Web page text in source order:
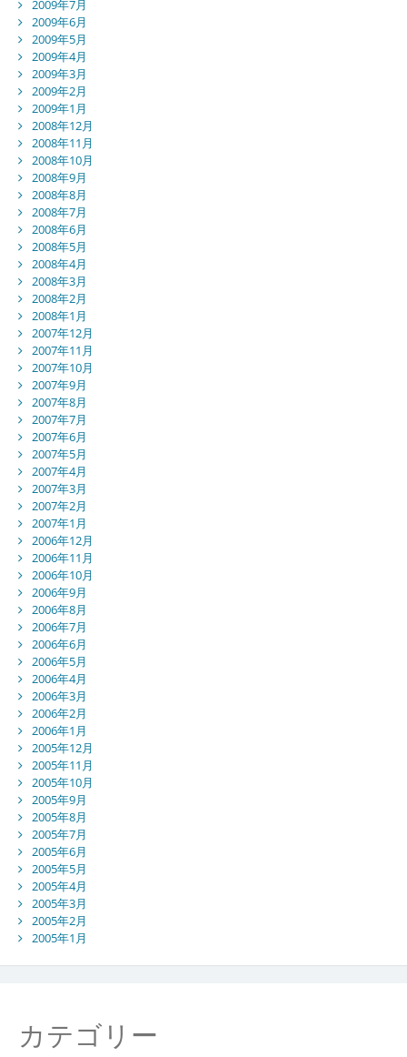
2009年7月
2009年6月
2009年5月
2009年4月
2009年3月
2009年2月
2009年1月
2008年12月
2008年11月
2008年10月
2008年9月
2008年8月
2008年7月
2008年6月
2008年5月
2008年4月
2008年3月
2008年2月
2008年1月
2007年12月
2007年11月
2007年10月
2007年9月
2007年8月
2007年7月
2007年6月
2007年5月
2007年4月
2007年3月
2007年2月
2007年1月
2006年12月
2006年11月
2006年10月
2006年9月
2006年8月
2006年7月
2006年6月
2006年5月
2006年4月
2006年3月
2006年2月
2006年1月
2005年12月
2005年11月
2005年10月
2005年9月
2005年8月
2005年7月
2005年6月
2005年5月
2005年4月
2005年3月
2005年2月
2005年1月
カテゴリー